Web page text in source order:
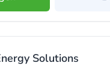
Solutions